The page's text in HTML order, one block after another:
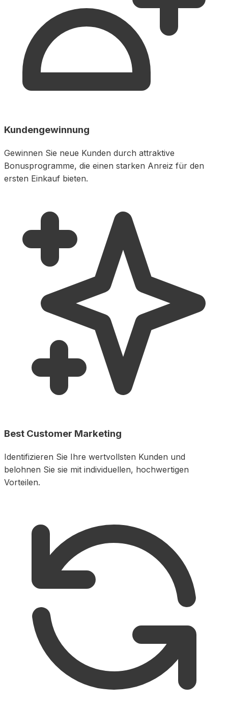
Kundengewinnung
Gewinnen Sie neue Kunden durch attraktive
Bonusprogramme, die einen starken Anreiz für den
ersten Einkauf bieten.
Best Customer Marketing
Identifizieren Sie Ihre wertvollsten Kunden und
belohnen Sie sie mit individuellen, hochwertigen
Vorteilen.